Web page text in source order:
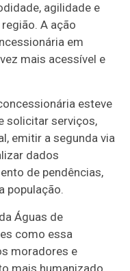
agilidade e
A ação
em
mais acessível e
esteve
solicitar serviços,
emitir a segunda via
dados
de pendências,
população.
Águas de
como essa
moradores e